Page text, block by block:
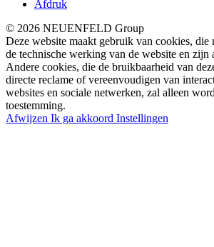
Afdruk
© 2026 NEUENFELD Group
Deze website maakt gebruik van cookies,
de technische werking van de website en zijn
Andere cookies, die de bruikbaarheid van
directe reclame of vereenvoudigen van
websites en sociale netwerken, zal alleen
toestemming.
Afwijzen Ik ga akkoord Instellingen